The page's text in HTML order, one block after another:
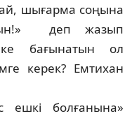
шығарма соңына
деп жазып
бағынатын ол
керек? Емтихан
ешкі болғаны­на»